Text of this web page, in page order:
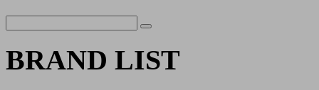
BRAND LIST